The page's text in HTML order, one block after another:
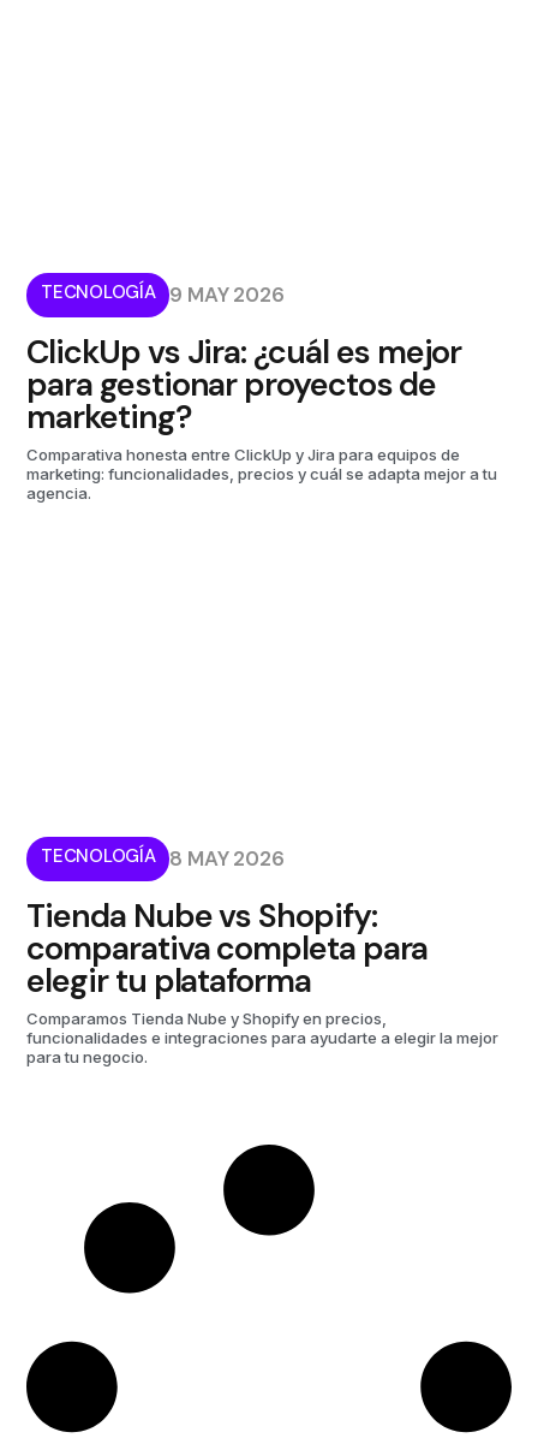
TECNOLOGÍA 9 MAY 2026
ClickUp vs Jira: ¿cuál es mejor
para gestionar proyectos de
marketing?
Comparativa honesta entre ClickUp y Jira para equipos de
marketing: funcionalidades, precios y cuál se adapta mejor a tu
agencia.
TECNOLOGÍA 8 MAY 2026
Tienda Nube vs Shopify:
comparativa completa para
elegir tu plataforma
Comparamos Tienda Nube y Shopify en precios,
funcionalidades e integraciones para ayudarte a elegir la mejor
para tu negocio.